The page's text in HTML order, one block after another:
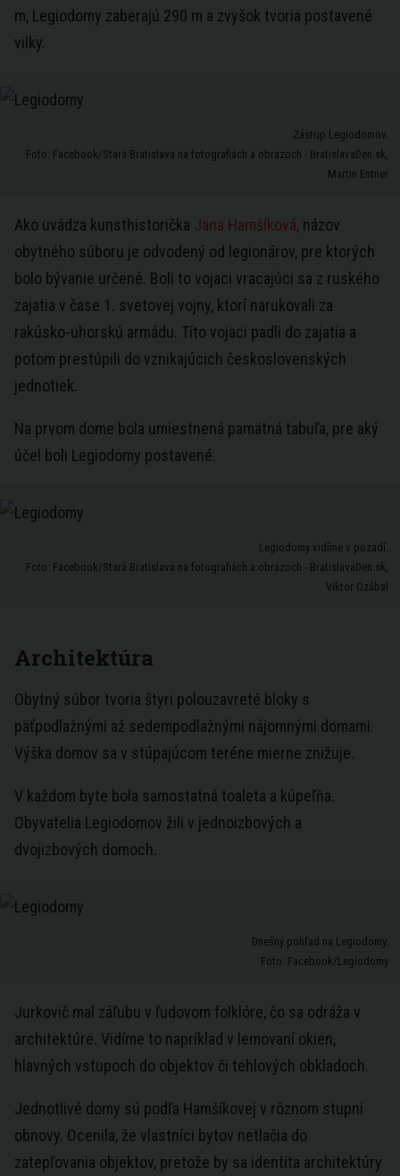
m, Legiodomy zaberajú 290 m a zvyšok tvoria postavené
vilky.
Zástup Legiodomov.
Foto: Facebook/Stará Bratislava na fotografiách a obrazoch - BratislavaDen.sk,
Martin Entner
Ako uvádza kunsthistorička Jana Hamšíková, názov
obytného súboru je odvodený od legionárov, pre ktorých
bolo bývanie určené. Boli to vojaci vracajúci sa z ruského
zajatia v čase 1. svetovej vojny, ktorí narukovali za
rakúsko-uhorskú armádu. Títo vojaci padli do zajatia a
potom prestúpili do vznikajúcich československých
jednotiek.
Na prvom dome bola umiestnená pamätná tabuľa, pre aký
účel boli Legiodomy postavené.
Legiodomy vidíme v pozadí.
Foto: Facebook/Stará Bratislava na fotografiách a obrazoch - BratislavaDen.sk,
Viktor Ozábal
Architektúra
Obytný súbor tvoria štyri polouzavreté bloky s
päťpodlažnými až sedempodlažnými nájomnými domami.
Výška domov sa v stúpajúcom teréne mierne znižuje.
V každom byte bola samostatná toaleta a kúpeľňa.
Obyvatelia Legiodomov žili v jednoizbových a
dvojizbových domoch.
Dnešný pohľad na Legiodomy.
Foto: Facebook/Legiodomy
Jurkovič mal záľubu v ľudovom folklóre, čo sa odráža v
architektúre. Vidíme to napríklad v lemovaní okien,
hlavných vstupoch do objektov či tehlových obkladoch.
Jednotlivé domy sú podľa Hamšíkovej v rôznom stupni
obnovy. Ocenila, že vlastníci bytov netlačia do
zatepľovania objektov, pretože by sa identita architektúry